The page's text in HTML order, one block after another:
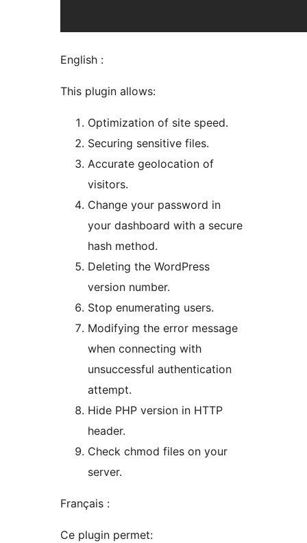
English :
This plugin allows:
Optimization of site speed.
Securing sensitive files.
Accurate geolocation of
visitors.
Change your password in
your dashboard with a secure
hash method.
Deleting the WordPress
version number.
Stop enumerating users.
Modifying the error message
when connecting with
unsuccessful authentication
attempt.
Hide PHP version in HTTP
header.
Check chmod files on your
server.
Français :
Ce plugin permet: